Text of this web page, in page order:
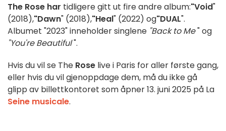
The Rose har tidligere gitt ut fire andre album:"Void"
(2018),"Dawn" (2018),"Heal" (2022) og"DUAL".
Albumet "2023" inneholder singlene "Back to Me" og
"You're Beautiful".
Hvis du vil se The Rose live i Paris for aller første gang,
eller hvis du vil gjenoppdage dem, må du ikke gå
glipp av billettkontoret som åpner 13. juni 2025 på La
Seine musicale.